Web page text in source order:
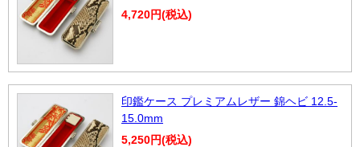
4,720円(税込)
印鑑ケース プレミアムレザー 錦ヘビ 12.5-
15.0mm
5,250円(税込)